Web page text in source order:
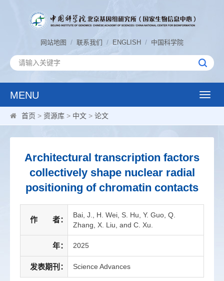
网站地图 / 联系我们 / ENGLISH / 中国科学院
MENU
Toggle
首页 > 资源库 > 中文 > 论文
Architectural transcription factors
collectively shape nuclear radial
positioning of chromatin contacts
作 者：
Bai, J., H. Wei, S. Hu, Y. Guo, Q.
Zhang, X. Liu, and C. Xu.
年： 2025
发表期刊： Science Advances